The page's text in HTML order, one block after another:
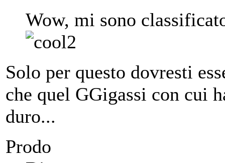
Wow, mi sono
Solo per questo dovresti
che quel GGigassi con cui
duro...
Prodo